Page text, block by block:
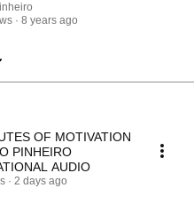
8 years ago
OF MOTIVATION
PINHEIRO
AUDIO
2 days ago